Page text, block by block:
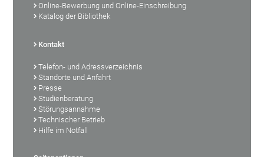
Online-Bewerbung und Online-Einschreibung
Katalog der Bibliothek
Kontakt
Telefon- und Adressverzeichnis
Standorte und Anfahrt
Presse
Studienberatung
Störungsannahme
Technischer Betrieb
Hilfe im Notfall